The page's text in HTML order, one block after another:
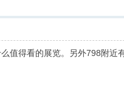
值得看的展览。另外798附近